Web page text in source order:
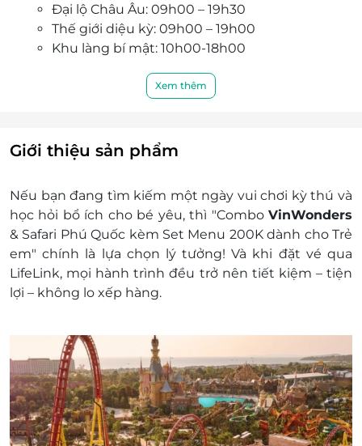
Đại lộ Châu Âu: 09h00 – 19h30
Thế giới diệu kỳ: 09h00 – 19h00
Khu làng bí mật: 10h00-18h00
Thế giới lốc xoáy: 10h00-18h00
lễ Tết hoặc chủ nhật.
Lịch biểu diễn VinWonders Phú Quốc
Show
Thời gian biểu diễn: 19h00 – 19h20
Địa điểm: Lâu đài trung tâm
Minishows “Bài ca của những người bạn
VinWonders”
Thời gian biểu diễn: 09h30 – 09h35
Minishow “Vũ khúc hân hoan của tộc người
Viking” diễn ra tại Khu làng bí mật.
Thời gian biểu diễn: 16h00 – 16h05
Địa điểm: Thế giới diệu kỳ
Minishow “Khúc chiến ca Maya”
Thời gian biểu diễn: 11h00 – 11h05
Xem thêm
Giới thiệu sản phẩm
Nếu bạn đang tìm kiếm một ngày vui chơi kỳ thú và
học hỏi bổ ích cho bé yêu, thì "ComboVinWonders
& Safari Phú Quốc kèm Set Menu 200K dành cho Trẻ
em" chính là lựa chọn lý tưởng! Và khi đặt vé qua
LifeLink, mọi hành trình đều trở nên tiết kiệm – tiện
lợi – không lo xếp hàng.